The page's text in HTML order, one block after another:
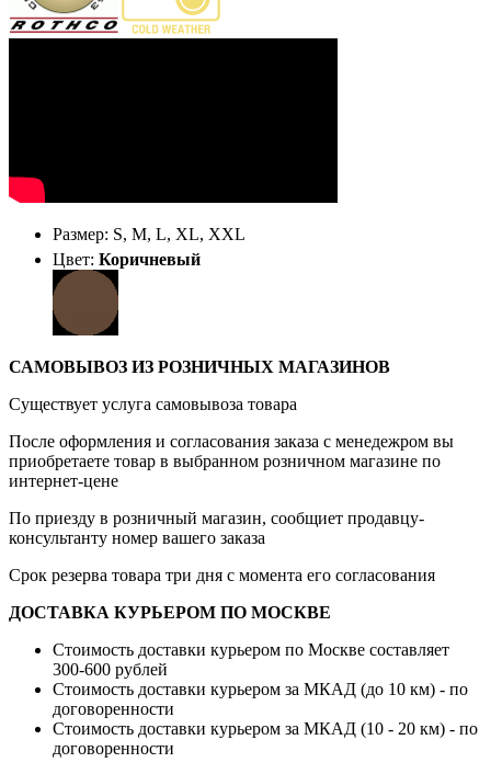
Размер: S, M, L, XL, XXL
Цвет: Коричневый
САМОВЫВОЗ ИЗ РОЗНИЧНЫХ МАГАЗИНОВ
Существует услуга самовывоза товара
После оформления и согласования заказа с менедежром вы
приобретаете товар в выбранном розничном магазине по
интернет-цене
По приезду в розничный магазин, сообщиет продавцу-
консультанту номер вашего заказа
Срок резерва товара три дня с момента его согласования
ДОСТАВКА КУРЬЕРОМ ПО МОСКВЕ
Стоимость доставки курьером по Москве составляет
300-600 рублей
Стоимость доставки курьером за МКАД (до 10 км) - по
договоренности
Стоимость доставки курьером за МКАД (10 - 20 км) - по
договоренности